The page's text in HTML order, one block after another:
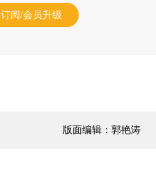
订阅/会员升级
版面编辑：郭艳涛